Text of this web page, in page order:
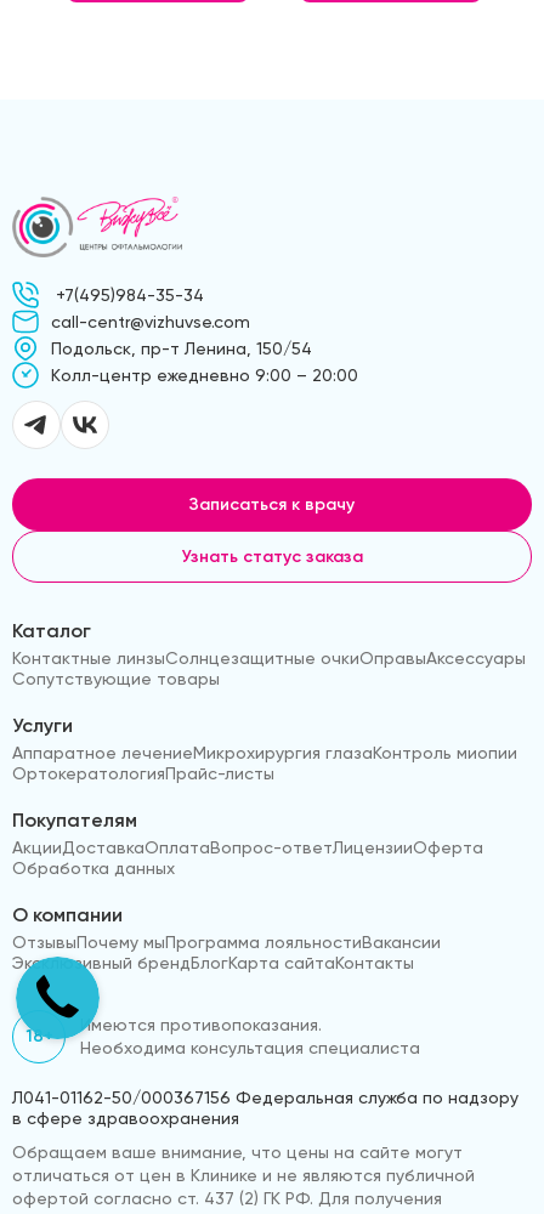
+7(495)984-35-34
call-centr@vizhuvse.com
Подольск, пр-т Ленина, 150/54
Kолл-центр ежедневно 9:00 – 20:00
Записаться к врачу
Узнать статус заказа
Каталог
Контактные линзыСолнцезащитные очкиОправыАксессуары
Сопутствующие товары
Услуги
Аппаратное лечениеМикрохирургия глазаКонтроль миопии
ОртокератологияПрайс-листы
Покупателям
АкцииДоставкаОплатаВопрос-ответЛицензииОферта
Обработка данных
О компании
ОтзывыПочему мыПрограмма лояльностиВакансии
Эксклюзивный брендБлогКарта сайтаКонтакты
18+
Имеются противопоказания.
Необходима консультация специалиста
Л041-01162-50/000367156 Федеральная служба по надзору
в сфере здравоохранения
Обращаем ваше внимание, что цены на сайте могут
отличаться от цен в Клинике и не являются публичной
офертой согласно ст. 437 (2) ГК РФ. Для получения